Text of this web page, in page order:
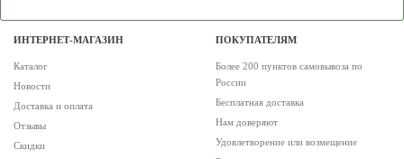
ИНТЕРНЕТ-МАГАЗИН
Каталог
Новости
Доставка и оплата
Отзывы
Скидки
ПОКУПАТЕЛЯМ
Более 200 пунктов самовывоза по
России
Бесплатная доставка
Нам доверяют
Удовлетворение или возмещение